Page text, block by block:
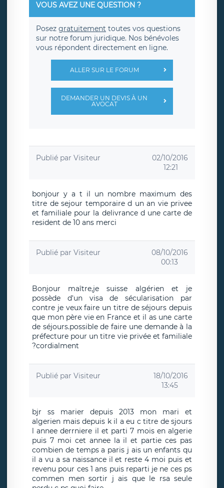
VOUS AVEZ UNE QUESTION ?
Posez gratuitement toutes vos questions
sur notre forum juridique. Nos bénévoles
vous répondent directement en ligne.
ALLER SUR LE FORUM
DEMANDER UN DEVIS À UN
AVOCAT
Publié par Visiteur
02/10/2016
12:21
bonjour y a t il un nombre maximum des
titre de sejour temporaire d un an vie privee
et familiale pour la delivrance d une carte de
resident de 10 ans merci
Publié par Visiteur
08/10/2016
00:13
Bonjour maître,je suisse algérien et je
possède d'un visa de sécularisation par
contre je veux faire un titre de séjours depuis
que mon père vie en France et il as une carte
de séjours.possible de faire une demande à la
préfecture pour un titre vie privée et familiale
?cordialment
Publié par Visiteur
18/10/2016
13:45
bjr ss marier depuis 2013 mon mari et
algerien mais depuis k il a eu c titre de sjours
l annee derrniere il et parti 7 mois en algerie
puis 7 moi cet annee la il et partie ces pas
combien de temps a paris j ais un enfants qu
il a vu a sa naissance il et reste 4 moi puis et
revenu pour ces 1 ans puis reparti je ne ces ps
commen men sortir j ais que le rsa seule